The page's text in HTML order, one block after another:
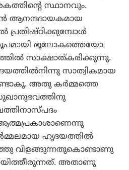
സ്ഥാനവും.
ആനന്ദദായകമായ
പ്രതിഷ്ഠിക്കുമ്പോള്‍
ഭൂലോകത്തെയോ
സാക്ഷാത്കരിക്കുന്നു.
സാത്വികമായ
അതു കര്‍മ്മത്തെ
ഹൃദയത്തില്‍
വിളങ്ങുന്നതുകൊണ്ടാണു
അതാണു